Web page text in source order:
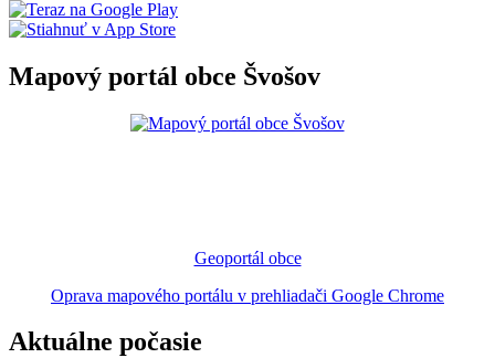
Mapový portál obce Švošov
Geoportál obce
Oprava mapového portálu v prehliadači Google Chrome
Aktuálne počasie